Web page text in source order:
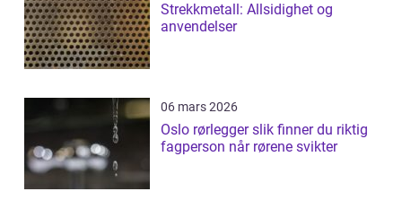
Strekkmetall: Allsidighet og
anvendelser
06 mars 2026
Oslo rørlegger slik finner du riktig
fagperson når rørene svikter